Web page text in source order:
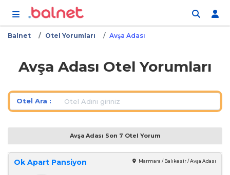
Balnet Otel Yorumları Avşa Adası
Avşa Adası Otel Yorumları
Otel Ara :
Avşa Adası Son 7 Otel Yorum
Ok Apart Pansiyon Marmara / Balıkesir / Avşa Adası